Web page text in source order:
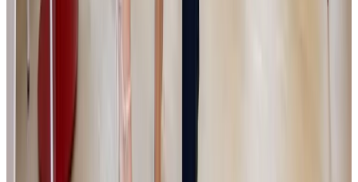
Private equity – Českým firmám často nechybí dobrý produkt,
zákazníci ani ambiciózní zakladatel. Největší překážka přichází ve
začátcích. Majitel musí začít delegovat, vybudovat silnější
management a nastavit procesy, které firmě umožní pokračovat v
růstu. Právě na tuto fázi se zaměřuje investiční skupina JSK
Investments, kterou v roce 2017 založili podnikatelé Simona a Jaromír
Kijonkovi. Vedle kapitálu chce menším a středním společnostem
přinášet také provozní zkušenosti, strategickou podporu a aktivní
zapojení do jejich dalšího rozvoje.